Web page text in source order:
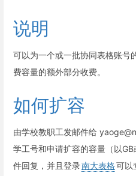
说明
可以为一个或一批协同表格账号
费容量的额外部分收费。
如何扩容
由学校教职工发邮件给
学工号和申请扩容的容量（以
件回复，并且登录南大表格可以